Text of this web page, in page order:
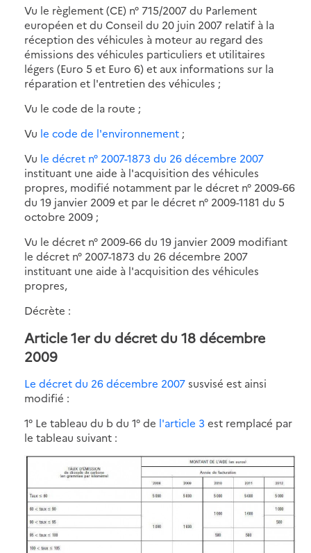
Vu le règlement (CE) n° 715/2007 du Parlement
européen et du Conseil du 20 juin 2007 relatif à la
réception des véhicules à moteur au regard des
émissions des véhicules particuliers et utilitaires
légers (Euro 5 et Euro 6) et aux informations sur la
réparation et l'entretien des véhicules ;
Vu le code de la route ;
Vu le code de l'environnement ;
Vu le décret n° 2007-1873 du 26 décembre 2007
instituant une aide à l'acquisition des véhicules
propres, modifié notamment par le décret n° 2009-66
du 19 janvier 2009 et par le décret n° 2009-1181 du 5
octobre 2009 ;
Vu le décret n° 2009-66 du 19 janvier 2009 modifiant
le décret n° 2007-1873 du 26 décembre 2007
instituant une aide à l'acquisition des véhicules
propres,
Décrète :
Article 1er du décret du 18 décembre
2009
Le décret du 26 décembre 2007susvisé est ainsi
modifié :
1° Le tableau du b du 1° de l'article 3 est remplacé par
le tableau suivant :